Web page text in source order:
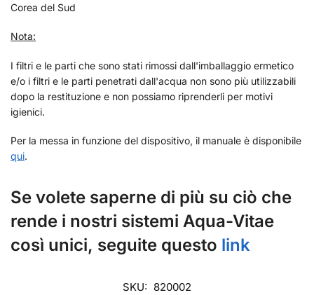
Corea del Sud
Nota:
I filtri e le parti che sono stati rimossi dall'imballaggio ermetico
e/o i filtri e le parti penetrati dall'acqua non sono più utilizzabili
dopo la restituzione e non possiamo riprenderli per motivi
igienici.
Per la messa in funzione del dispositivo, il manuale è disponibile
qui.
Se volete saperne di più su ciò che
rende i nostri sistemi Aqua-Vitae
così unici, seguite questo link
SKU: 820002